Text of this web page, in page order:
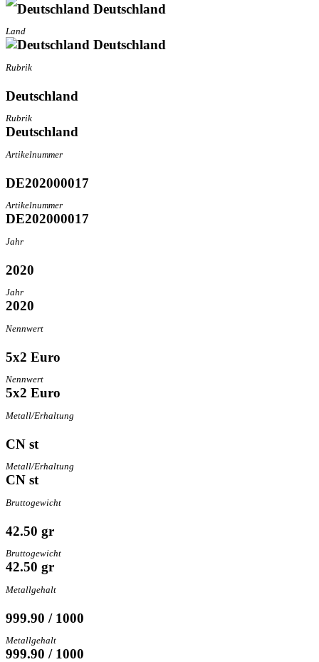
Deutschland
Land
Deutschland
Rubrik
Deutschland
Rubrik
Deutschland
Artikelnummer
DE202000017
Artikelnummer
DE202000017
Jahr
2020
Jahr
2020
Nennwert
5x2 Euro
Nennwert
5x2 Euro
Metall/Erhaltung
CN st
Metall/Erhaltung
CN st
Bruttogewicht
42.50 gr
Bruttogewicht
42.50 gr
Metallgehalt
999.90 / 1000
Metallgehalt
999.90 / 1000